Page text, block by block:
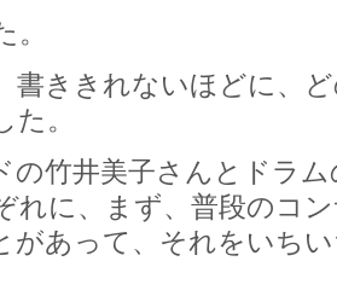
書ききれないほどに、
。
の竹井美子さんとドラ
れに、まず、普段のコ
があって、それをいち